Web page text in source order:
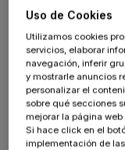
sus objetivos
Riesgo:
una
activos
organización.
Gestión del
dirigir y
riesgo.
Uso de Cookies
Utilizamos cookies
servicios, elaborar
navegación, inferir
y mostrarle anuncios
personalizar el
sobre qué secciones
mejorar la página web
Si hace click en el
implementación de